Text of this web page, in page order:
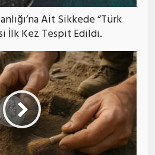
Ait Sikkede “Türk
İlk Kez Tespit Edildi.